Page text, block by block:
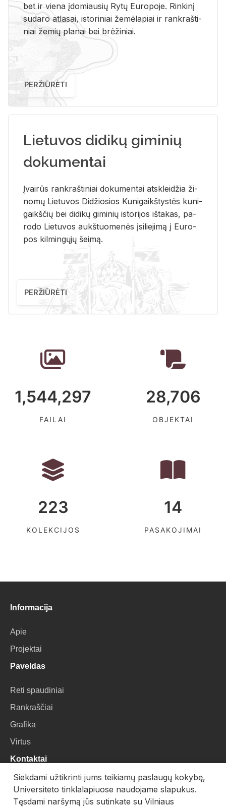
bet ir vie­na įdo­miau­sių Rytų Eu­ro­po­je. Rin­ki­nį
su­da­ro at­la­sai, is­to­ri­niai že­mė­la­piai ir rank­raš­ti­
niai že­mių pla­nai bei brė­ži­niai.
PERŽIŪRĖTI
Lietuvos didikų giminių
dokumentai
Įvai­rūs rank­raš­ti­niai do­ku­men­tai at­sklei­džia ži­
no­mų Lie­tu­vos Di­džio­sios Ku­ni­gaikš­tys­tės ku­ni­
gaikš­čių bei di­di­kų gi­mi­nių is­to­ri­jos iš­ta­kas, pa­
ro­do Lie­tu­vos aukš­tuo­me­nės įsi­lie­ji­mą į Eu­ro­
pos kil­min­gų­jų šei­mą.
PERŽIŪRĖTI
1,544,297
FAILAI
28,706
OBJEKTAI
223
KOLEKCIJOS
14
PASAKOJIMAI
Informacija
Apie
Projektai
Paveldas
Reti spaudiniai
Rankraščiai
Grafika
Virtus
Kontaktai
VU Biblioteka
Universiteto g. 3, LT-01122, Vilnius
Siekdami užtikrinti jums teikiamų paslaugų kokybę,
Universiteto tinklalapiuose naudojame slapukus.
Tęsdami naršymą jūs sutinkate su Vilniaus